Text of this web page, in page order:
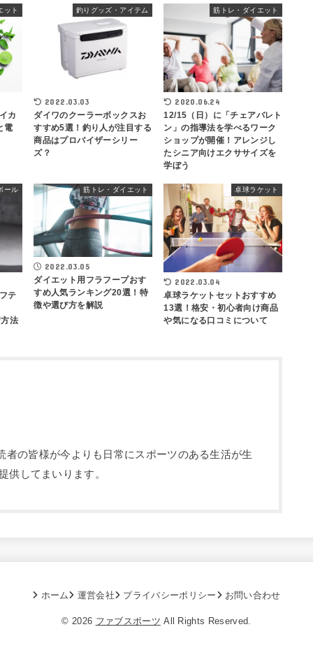
ット
カ
電
釣りグッズ・アイテム
2022.03.03
ダイワのクーラーボックスお
すすめ5選！釣り人が注目する
商品はプロバイザーシリー
ズ？
筋トレ・ダイエット
2020.06.24
12/15（日）に「チェアバレト
ン」の指導法を学べるワーク
ショップが開催！アレンジし
たシニア向けエクササイズを
学ぼう
ール
テ
法
筋トレ・ダイエット
2022.03.05
ダイエット用フラフープおす
すめ人気ランキング20選！特
徴や選び方を解説
卓球ラケット
2022.03.04
卓球ラケットセットおすすめ
13選！格安・初心者向け商品
や気になる口コミについて
者の皆様が今よりも日常にスポーツのある生活が生
供してまいります。
ホーム 運営会社 プライバシーポリシー お問い合わせ
© 2026 ファブスポーツ All Rights Reserved.